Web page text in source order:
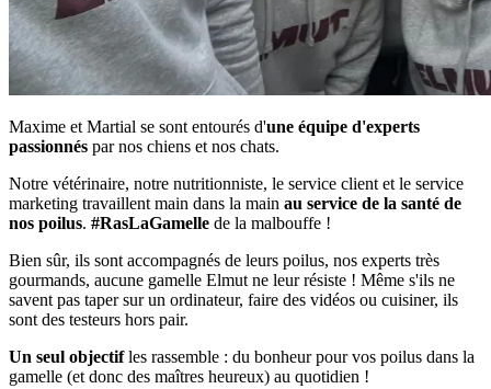
Maxime et Martial se sont entourés d'une équipe d'experts
passionnés par nos chiens et nos chats.
Notre vétérinaire, notre nutritionniste, le service client et le service
marketing travaillent main dans la main au service de la santé de
nos poilus. #RasLaGamelle de la malbouffe !
Bien sûr, ils sont accompagnés de leurs poilus, nos experts très
gourmands, aucune gamelle Elmut ne leur résiste ! Même s'ils ne
savent pas taper sur un ordinateur, faire des vidéos ou cuisiner, ils
sont des testeurs hors pair.
Un seul objectifles rassemble : du bonheur pour vos poilus dans la
gamelle (et donc des maîtres heureux) au quotidien !